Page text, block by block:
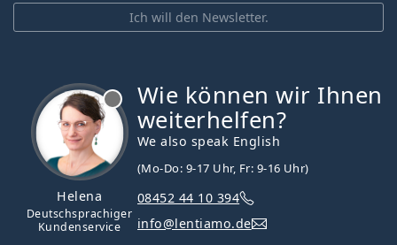
Ich will den Newsletter.
Helena
Deutschsprachiger
Kundenservice
Wie können wir Ihnen
weiterhelfen?
We also speak English
(Mo-Do: 9-17 Uhr, Fr: 9-16 Uhr)
08452 44 10 394
info@lentiamo.de